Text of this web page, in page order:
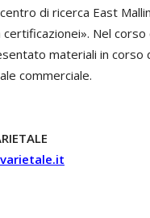
di ricerca East
Nel
materiali in
commerciale.